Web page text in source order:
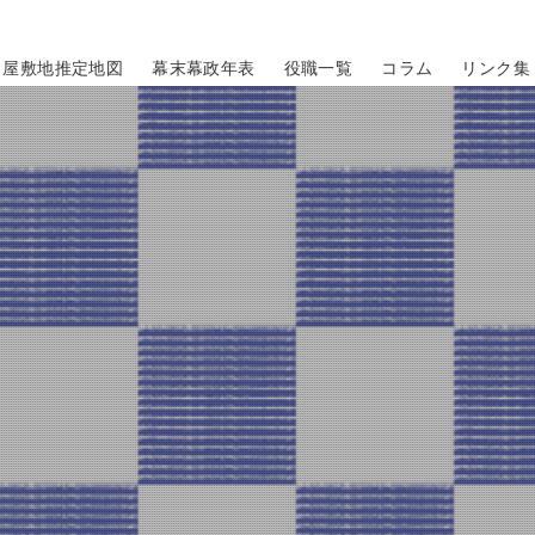
屋敷地推定地図 幕末幕政年表 役職一覧 コラム リンク集